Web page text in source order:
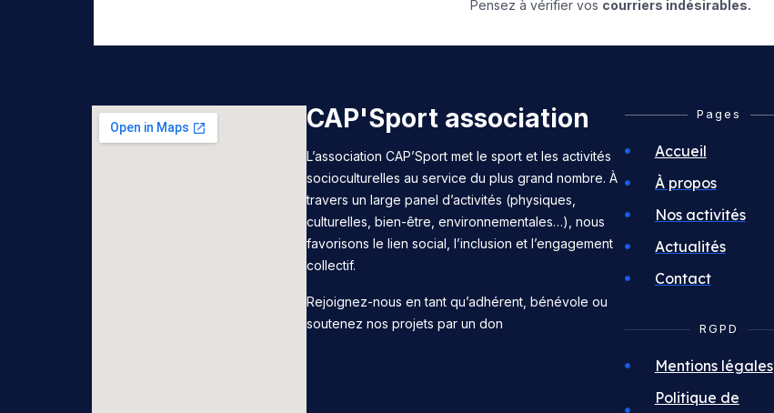
Pensez à vérifier vos courriers indésirables.
CAP'Sport association
L’association CAP’Sport met le sport et les activités
socioculturelles au service du plus grand nombre. À
travers un large panel d’activités (physiques,
culturelles, bien-être, environnementales…), nous
favorisons le lien social, l’inclusion et l’engagement
collectif.
Rejoignez-nous en tant qu’adhérent, bénévole ou
soutenez nos projets par un don
Pages
Accueil
À propos
Nos activités
Actualités
Contact
RGPD
Mentions légales
Politique de